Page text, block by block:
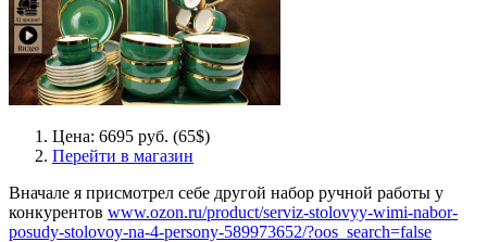
Цена: 6695 руб. (65$)
Перейти в магазин
Вначале я присмотрел себе другой набор ручной работы у
конкурентов www.ozon.ru/product/serviz-stolovyy-wimi-nabor-
posudy-stolovoy-na-4-persony-589973652/?oos_search=false